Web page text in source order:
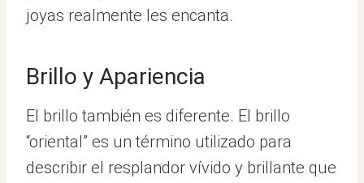
joyas realmente les encanta.
Brillo y Apariencia
El brillo también es diferente. El brillo
“oriental” es un término utilizado para
describir el resplandor vívido y brillante que